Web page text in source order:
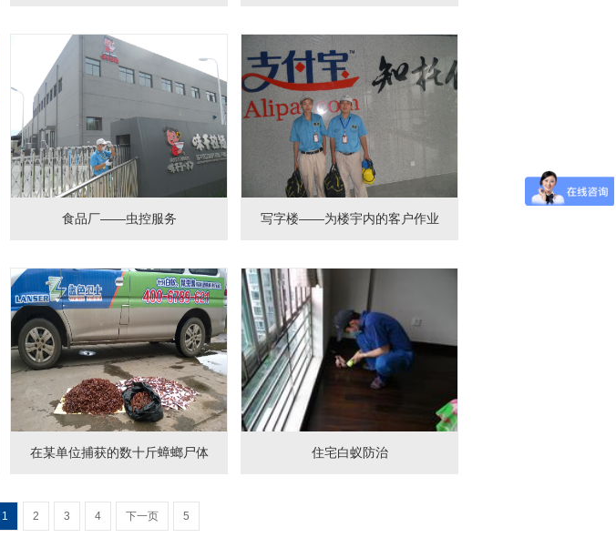
食品厂——虫控服务 写字楼——为楼宇内的客户作业
在某单位捕获的数十斤蟑螂尸体 住宅白蚁防治
1 2 3 4 下一页 5